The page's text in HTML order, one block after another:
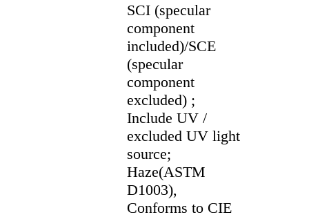
SCI (specular
component
included)/SCE
(specular
component
excluded) ;
Include UV /
excluded UV light
source;
Haze(ASTM
D1003),
Conforms to CIE